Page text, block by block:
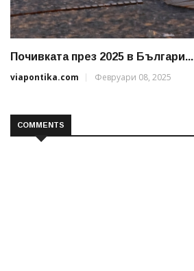
Почивката през 2025 в Българи...
viapontika.com
Февруари 08, 2025
COMMENTS